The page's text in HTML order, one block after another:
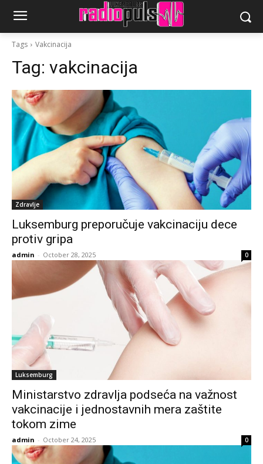
Tags Vakcinacija
Tag: vakcinacija
Zdravlje
Luksemburg preporučuje vakcinaciju dece
protiv gripa
admin - October 28, 2025 0
Luksemburg
Ministarstvo zdravlja podseća na važnost
vakcinacije i jednostavnih mera zaštite
tokom zime
admin - October 24, 2025 0